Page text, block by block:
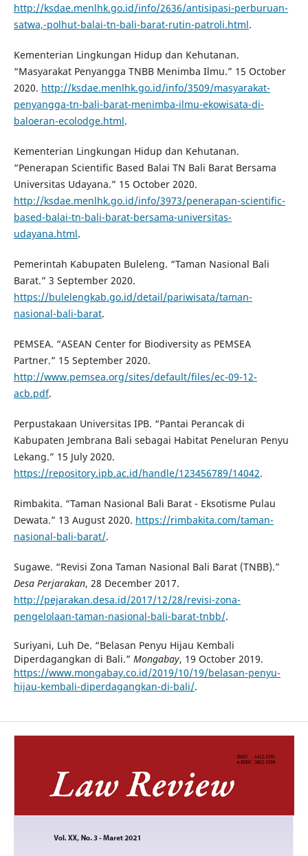
http://ksdae.menlhk.go.id/info/2636/antisipasi-perburuan-
satwa,-polhut-balai-tn-bali-barat-rutin-patroli.html.
Kementerian Lingkungan Hidup dan Kehutanan.
“Masyarakat Penyangga TNBB Menimba Ilmu.” 15 October
2020. http://ksdae.menlhk.go.id/info/3509/masyarakat-
penyangga-tn-bali-barat-menimba-ilmu-ekowisata-di-
baloeran-ecolodge.html.
Kementerian Lingkungan Hidup dan Kehutanan.
“Penerapan Scientific Based Balai TN Bali Barat Bersama
Universitas Udayana.” 15 October 2020.
http://ksdae.menlhk.go.id/info/3973/penerapan-scientific-
based-balai-tn-bali-barat-bersama-universitas-
udayana.html.
Pemerintah Kabupaten Buleleng. “Taman Nasional Bali
Barat.” 3 September 2020.
https://bulelengkab.go.id/detail/pariwisata/taman-
nasional-bali-barat.
PEMSEA. “ASEAN Center for Biodiversity as PEMSEA
Partner.” 15 September 2020.
http://www.pemsea.org/sites/default/files/ec-09-12-
acb.pdf.
Perpustakaan Universitas IPB. “Pantai Perancak di
Kabupaten Jembrana Bali sebagai Habitat Peneluran Penyu
Lekang.” 15 July 2020.
https://repository.ipb.ac.id/handle/123456789/14042.
Rimbakita. “Taman Nasional Bali Barat - Eksotisme Pulau
Dewata.” 13 August 2020. https://rimbakita.com/taman-
nasional-bali-barat/.
Sugawe. “Revisi Zona Taman Nasional Bali Barat (TNBB).”
Desa Perjarakan, 28 December 2017.
http://pejarakan.desa.id/2017/12/28/revisi-zona-
pengelolaan-taman-nasional-bali-barat-tnbb/.
Suriyani, Luh De. “Belasan Penyu Hijau Kembali
Diperdagangkan di Bali.” Mongabay, 19 October 2019.
https://www.mongabay.co.id/2019/10/19/belasan-penyu-
hijau-kembali-diperdagangkan-di-bali/.